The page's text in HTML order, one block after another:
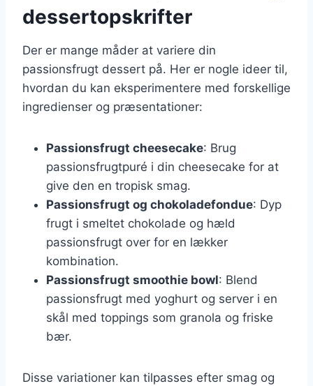
dessertopskrifter
Der er mange måder at variere din
passionsfrugt dessert på. Her er nogle ideer til,
hvordan du kan eksperimentere med forskellige
ingredienser og præsentationer:
Passionsfrugt cheesecake: Brug
passionsfrugtpuré i din cheesecake for at
give den en tropisk smag.
Passionsfrugt og chokoladefondue: Dyp
frugt i smeltet chokolade og hæld
passionsfrugt over for en lækker
kombination.
Passionsfrugt smoothie bowl: Blend
passionsfrugt med yoghurt og server i en
skål med toppings som granola og friske
bær.
Disse variationer kan tilpasses efter smag og